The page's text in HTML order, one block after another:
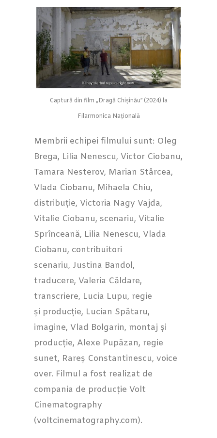
Captură din film „Dragă Chișinău” (2024) la
Filarmonica Națională
Membrii echipei filmului sunt: Oleg
Brega, Lilia Nenescu, Victor Ciobanu,
Tamara Nesterov, Marian Stârcea,
Vlada Ciobanu, Mihaela Chiu,
distribuție, Victoria Nagy Vajda,
Vitalie Ciobanu, scenariu, Vitalie
Sprînceană, Lilia Nenescu, Vlada
Ciobanu, contribuitori
scenariu, Justina Bandol,
traducere, Valeria Căldare,
transcriere, Lucia Lupu, regie
și producție, Lucian Spătaru,
imagine, Vlad Bolgarin, montaj și
producție, Alexe Pupăzan, regie
sunet, Rareș Constantinescu, voice
over. Filmul a fost realizat de
compania de producție Volt
Cinematography
(voltcinematography.com).